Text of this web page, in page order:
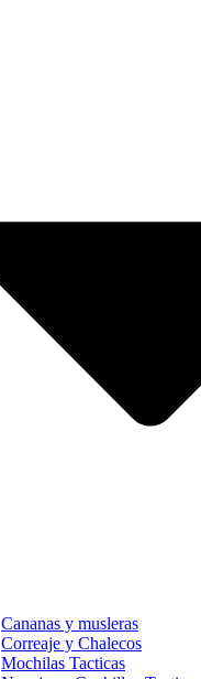
Cananas y musleras
Correaje y Chalecos
Mochilas Tacticas